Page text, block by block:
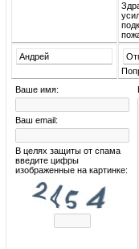
Андрей
Ваше имя:
Ваш email:
В целях защиты от спама
введите цифры
изображенные на картинке: